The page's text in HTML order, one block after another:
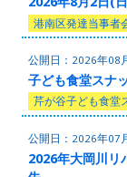
港南区発達当事者
2026年08
子ども食堂スナ
芹が谷子ども食堂
2026年07
2026年大岡川リ